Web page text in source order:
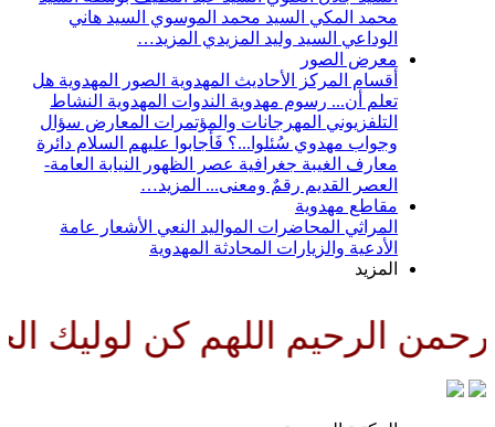
محمد المكي السيد محمد الموسوي السيد هاني
الوداعي السيد وليد المزيدي المزيد…
معرض الصور
أقسام المركز
الأحاديث المهدوية الصور المهدوية هل
تعلم أن... رسوم مهدوية الندوات المهدوية النشاط
التلفزيوني المهرجانات والمؤتمرات المعارض سؤال
وجواب مهدوي سُئلوا...؟ فَأجابوا عليهم السلام دائرة
معارف الغيبة جغرافية عصر الظهور
النيابة العامة-
العصر القديم رقمٌ ومعنى... المزيد…
مقاطع مهدوية
المراثي المحاضرات المواليد النعي الأشعار
عامة
الأدعية والزيارات المحادثة المهدوية
المزيد
الرحيم اللهم كن لوليك